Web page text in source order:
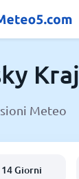
Kraj
Meteo
14 Giorni